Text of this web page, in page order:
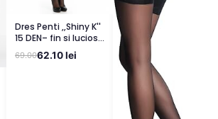
Dres Penti ,,Shiny K''
15 DEN– fin si lucios,
clin din bumbac,
bronz
69.0062.10 lei